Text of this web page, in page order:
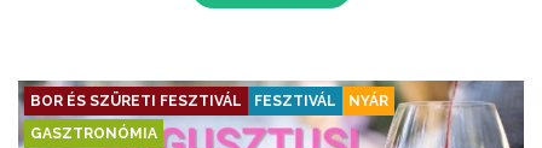
BOR ÉS SZÜRETI FESZTIVÁL FESZTIVÁL
NYÁR
GASZTRONÓMIA